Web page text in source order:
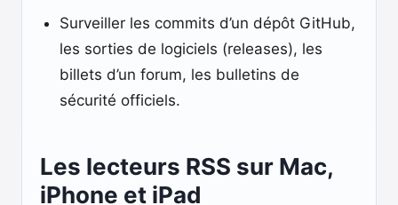
Surveiller les commits d’un dépôt GitHub,
les sorties de logiciels (releases), les
billets d’un forum, les bulletins de
sécurité officiels.
Les lecteurs RSS sur Mac,
iPhone et iPad